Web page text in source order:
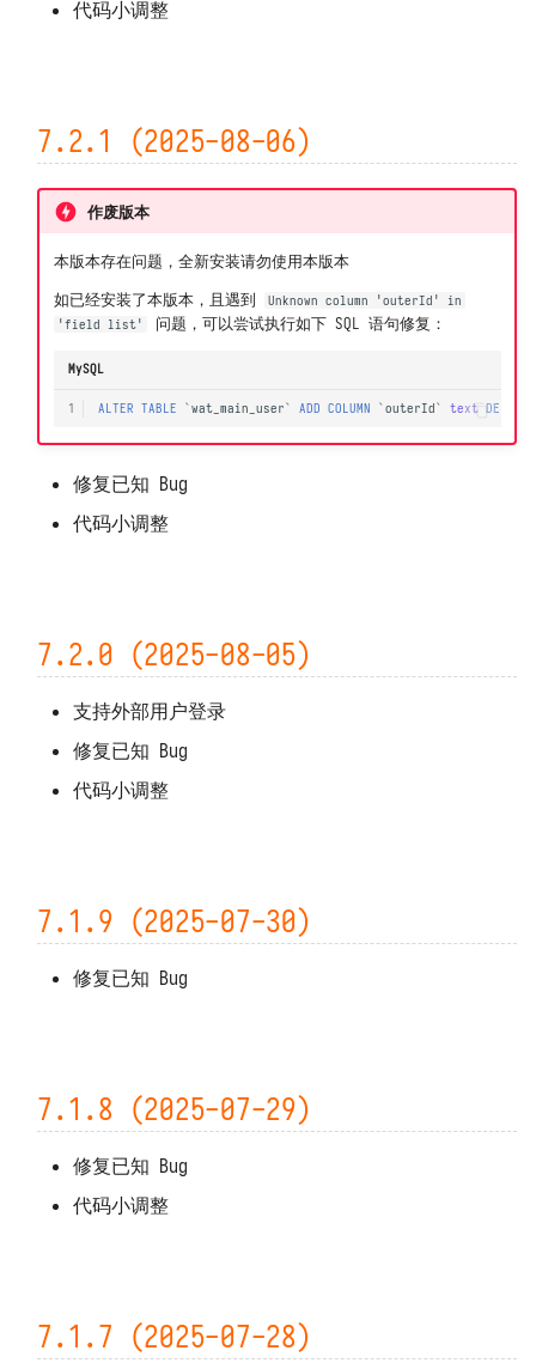
代码小调整
7.2.1 (2025-08-06)
作废版本
本版本存在问题，全新安装请勿使用本版本
如已经安装了本版本，且遇到
Unknown column 'outerId' in
'field list'
问题，可以尝试执行如下 SQL 语句修复：
MySQL
1 ALTER TABLE `wat_main_user` ADD COLUMN `outerId` text DEFAULT
修复已知 Bug
代码小调整
7.2.0 (2025-08-05)
支持外部用户登录
修复已知 Bug
代码小调整
7.1.9 (2025-07-30)
修复已知 Bug
7.1.8 (2025-07-29)
修复已知 Bug
代码小调整
7.1.7 (2025-07-28)